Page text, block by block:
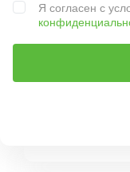
Я согласен с